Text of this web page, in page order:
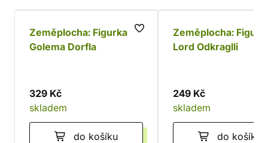
Zeměplocha: Figurka
Golema Dorfla
329 Kč
skladem
do košíku
Zeměplocha:
Lord Odkraglli
249 Kč
skladem
do košíku